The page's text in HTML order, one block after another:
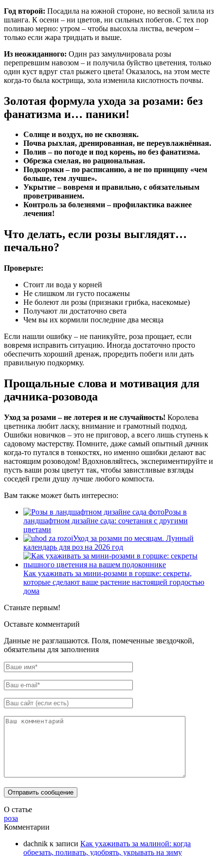
Год второй: Посадила на южной стороне, но весной залила из
шланга. К осени – ни цветов, ни сильных побегов. С тех пор
поливаю мерно: утром – чтобы высохла листва, вечером –
только если жара тридцать и выше.
Из неожиданного: Один раз замульчировала розы
перепревшим навозом – и получила буйство цветения, только
один куст вдруг стал рыжего цвета! Оказалось, на этом месте
когда-то была кострища, зола изменила кислотность почвы.
Золотая формула ухода за розами: без
фанатизма и… паники!
Солнце и воздух, но не сквозняк.
Почва рыхлая, дренированная, не переувлажнённая.
Полив – по погоде и под корень, но без фанатизма.
Обрезка смелая, но рациональная.
Подкормки – по расписанию, а не по принципу «чем
больше, тем лучше».
Укрытие – вовремя и правильно, с обязательным
проветриванием.
Контроль за болезнями – профилактика важнее
лечения!
Что делать, если розы выглядят…
печально?
Проверьте:
Стоит ли вода у корней
Не слишком ли густо посажены
Не болеют ли розы (признаки грибка, насекомые)
Получают ли достаточно света
Чем вы их кормили последние два месяца
Если нашли ошибку – не паникуйте, роза прощает, если
вовремя исправить ситуацию. Иногда достаточно просто
обеспечить хороший дренаж, проредить побеги или дать
правильную подкормку.
Прощальные слова и мотивация для
дачника-розовода
Уход за розами – не лотерея и не случайность! Королева
цветника любит ласку, внимание и грамотный подход.
Ошибки новичков – это не приговор, а всего лишь ступень к
садовому мастерству. Помните, даже самый опытный дачник
когда-то путался в тонкостях, но именно ошибки делают вас
настоящим розоводом! Вдохновляйтесь, экспериментируйте и
пусть ваши розы цветут так, чтобы завистливые взгляды
соседей грели душу лучше любого компоста.
Вам также может быть интересно:
Розы в
ландшафтном дизайне сада: сочетания с другими
цветами
Уход за розами по месяцам. Лунный
календарь для роз на 2026 год
Как ухаживать за мини-розами в горшке: секреты,
которые сделают ваше растение настоящей гордостью
дома
Станьте первым!
Оставьте комментарий
Данные не разглашаются. Поля, помеченные звездочкой,
обязательны для заполнения
О статье
роза
Комментарии
dachnik к записи Как ухаживать за малиной: когда
обрезать, поливать, удобрять, укрывать на зиму